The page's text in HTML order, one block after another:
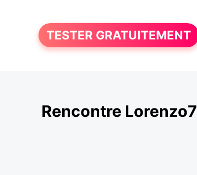
TESTER GRATUITEMENT
Rencontre Lorenzo7